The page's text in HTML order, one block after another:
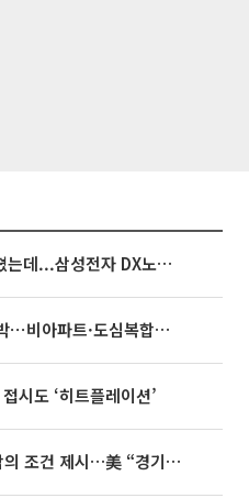
3445억 자사주 지급 마쳤는데...삼성전자 DX노조, 뒤늦은 '떼쓰기 집회'
영끌 '주택공급' 대책 임박⋯비아파트·도심복합까지 총동원
시도 ‘히트플레이션’
이란, 미국에 호르무즈 합의 조건 제시…美 “경기 아직 안 끝나” [종합]